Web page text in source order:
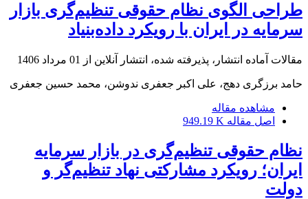
طراحی الگوی نظام حقوقی تنظیم‌گری بازار
سرمایه در ایران با رویکرد داده‌بنیاد
مقالات آماده انتشار، پذیرفته شده، انتشار آنلاین از 01 مرداد 1406
حامد برزگری دهج، علی اکبر جعفری ندوشن، محمد حسین جعفری
مشاهده مقاله
اصل مقاله 949.19 K
نظام حقوقی تنظیم‌گری در بازار سرمایه
ایران؛ رویکرد مشارکتی نهاد تنظیم‌گر و
دولت